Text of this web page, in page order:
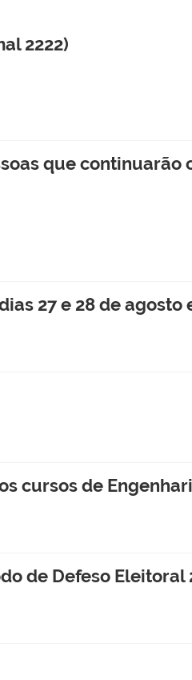
2222)
que continuarão
27 e 28 de agosto
cursos de
de Defeso Eleitoral